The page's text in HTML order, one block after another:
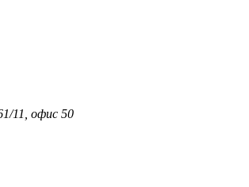
11, офис 50